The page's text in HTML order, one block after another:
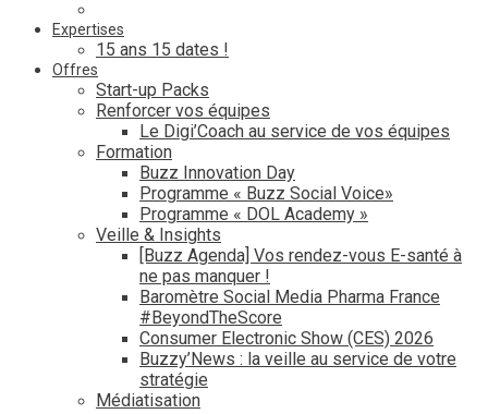
Expertises
15 ans 15 dates !
Offres
Start-up Packs
Renforcer vos équipes
Le Digi’Coach au service de vos équipes
Formation
Buzz Innovation Day
Programme « Buzz Social Voice»
Programme « DOL Academy »
Veille & Insights
[Buzz Agenda] Vos rendez-vous E-santé à
ne pas manquer !
Baromètre Social Media Pharma France
#BeyondTheScore
Consumer Electronic Show (CES) 2026
Buzzy’News : la veille au service de votre
stratégie
Médiatisation